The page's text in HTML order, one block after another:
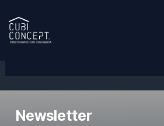
contenido
Líneas de negocio
Newsletter